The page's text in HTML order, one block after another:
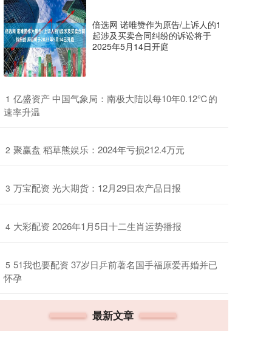
倍选网 诺唯赞作为原告/上诉人的1
起涉及买卖合同纠纷的诉讼将于
2025年5月14日开庭
1 ​亿盛资产 中国气象局：南极大陆以每10年0.12℃的
速率升温
2 ​聚赢盘 稻草熊娱乐：2024年亏损212.4万元
3 ​万宝配资 光大期货：12月29日农产品日报
4 ​大彩配资 2026年1月5日十二生肖运势播报
5 ​51我也要配资 37岁日乒前著名国手福原爱再婚并已
怀孕
最新文章